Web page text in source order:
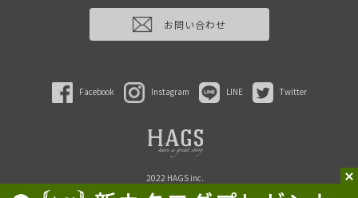
お問い合わせ
Facebook Instagram LINE Twitter
2022 HAGS inc.